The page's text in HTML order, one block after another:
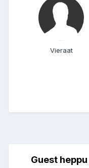
Vieraat
Guest heppu